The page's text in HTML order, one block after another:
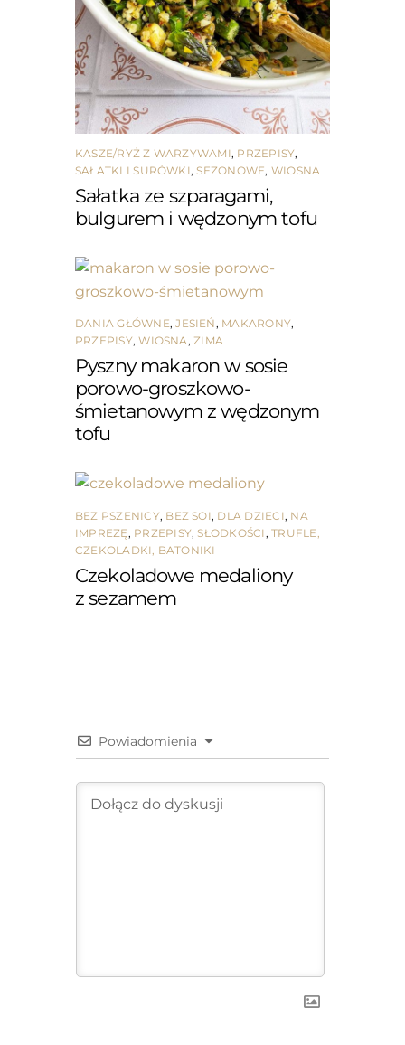
KASZE/RYŻ Z WARZYWAMI, PRZEPISY,
SAŁATKI I SURÓWKI,SEZONOWE, WIOSNA
Sałatka ze szparagami,
bulgurem i wędzonym tofu
DANIA GŁÓWNE,JESIEŃ, MAKARONY,
PRZEPISY,WIOSNA,ZIMA
Pyszny makaron w sosie
porowo-groszkowo-
śmietanowym z wędzonym
tofu
BEZ PSZENICY, BEZ SOI, DLA DZIECI, NA
IMPREZĘ , PRZEPISY,SŁODKOŚCI ,TRUFLE,
CZEKOLADKI, BATONIKI
Czekoladowe medaliony
z sezamem
Powiadomienia